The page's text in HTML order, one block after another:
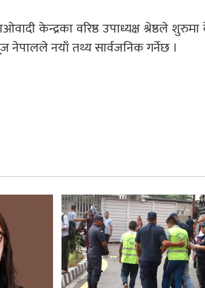
केन्द्रका वरिष्ठ उपाध्यक्ष श्रेष्ठले
नेपालले नयाँ तथ्य सार्वजनिक गर्नेछ ।